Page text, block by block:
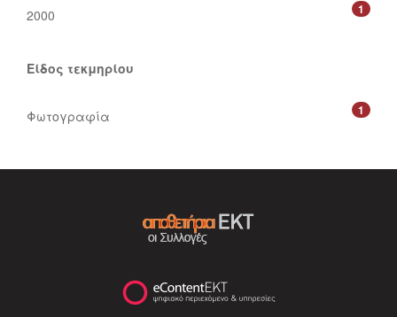
1
2000
Είδος τεκμηρίου
1
Φωτογραφία